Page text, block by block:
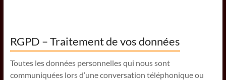
RGPD – Traitement de vos données
Toutes les données personnelles qui nous sont
communiquées lors d’une conversation téléphonique ou